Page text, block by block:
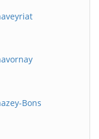
Bons